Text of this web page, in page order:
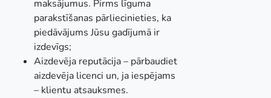
maksājumus. Pirms līguma
parakstīšanas pārliecinieties, ka
piedāvājums Jūsu gadījumā ir
izdevīgs;
Aizdevēja reputācija – pārbaudiet
aizdevēja licenci un, ja iespējams
– klientu atsauksmes.